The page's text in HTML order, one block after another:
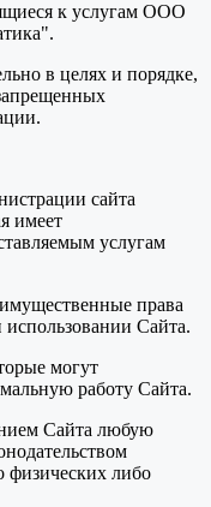
к услугам ООО
в целях и порядке,
сайта
имеет
услугам
права
Сайта.
могут
работу Сайта.
Сайта любую
либо